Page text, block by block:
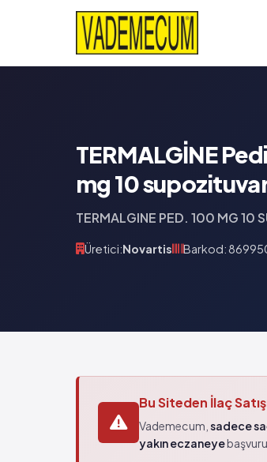
TERMALGİNE
mg 10
TERMALGINE PED. 100 MG 10
Üretici:Novartis Barkod:
Bu Siteden İlaç
Vademecum, sadece
yakın eczaneye